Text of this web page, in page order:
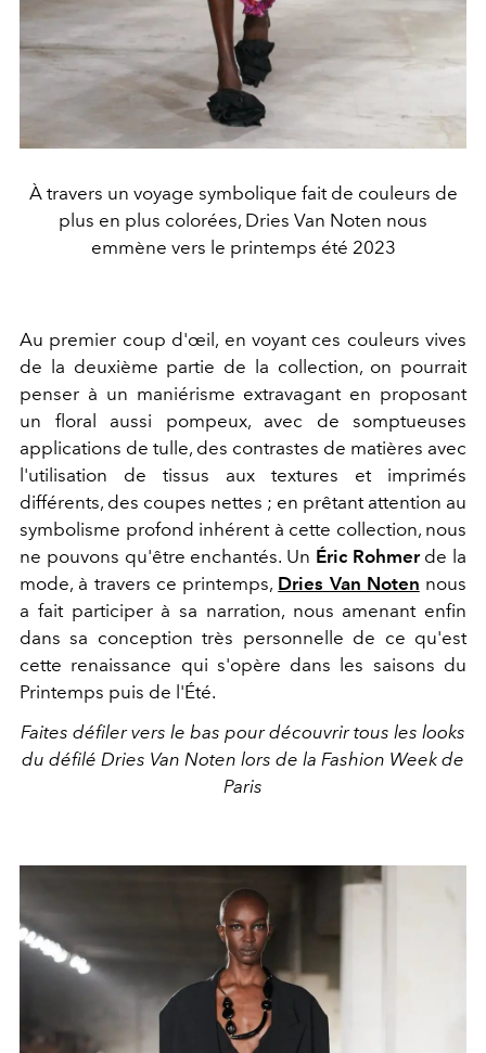
À travers un voyage symbolique fait de couleurs de
plus en plus colorées, Dries Van Noten nous
emmène vers le printemps été 2023
Au premier coup d'œil, en voyant ces couleurs vives
de la deuxième partie de la collection, on pourrait
penser à un maniérisme extravagant en proposant
un floral aussi pompeux, avec de somptueuses
applications de tulle, des contrastes de matières avec
l'utilisation de tissus aux textures et imprimés
différents, des coupes nettes ; en prêtant attention au
symbolisme profond inhérent à cette collection, nous
ne pouvons qu'être enchantés. Un Éric Rohmerde la
mode, à travers ce printemps, Dries Van Noten nous
a fait participer à sa narration, nous amenant enfin
dans sa conception très personnelle de ce qu'est
cette renaissance qui s'opère dans les saisons du
Printemps puis de l'Été.
Faites défiler vers le bas pour découvrir tous les looks
du défilé Dries Van Noten lors de la Fashion Week de
Paris